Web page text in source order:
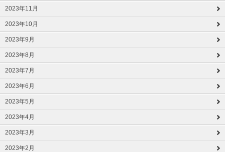
2023年11月
2023年10月
2023年9月
2023年8月
2023年7月
2023年6月
2023年5月
2023年4月
2023年3月
2023年2月